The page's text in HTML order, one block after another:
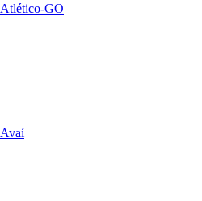
Atlético-GO
Avaí